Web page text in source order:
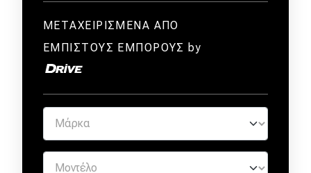
ΜΕΤΑΧΕΙΡΙΣΜΕΝΑ ΑΠΟ
ΕΜΠΙΣΤΟΥΣ ΕΜΠΟΡΟΥΣ by